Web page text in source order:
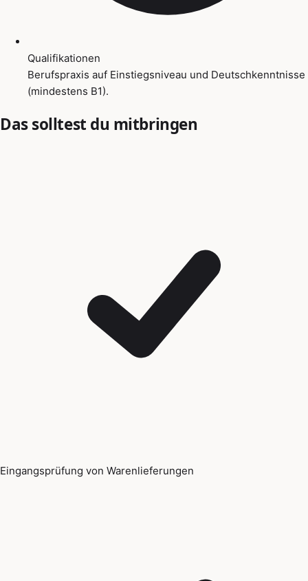
Qualifikationen
Berufspraxis auf Einstiegsniveau und Deutschkenntnisse
(mindestens B1).
Das solltest du mitbringen
Eingangsprüfung von Warenlieferungen